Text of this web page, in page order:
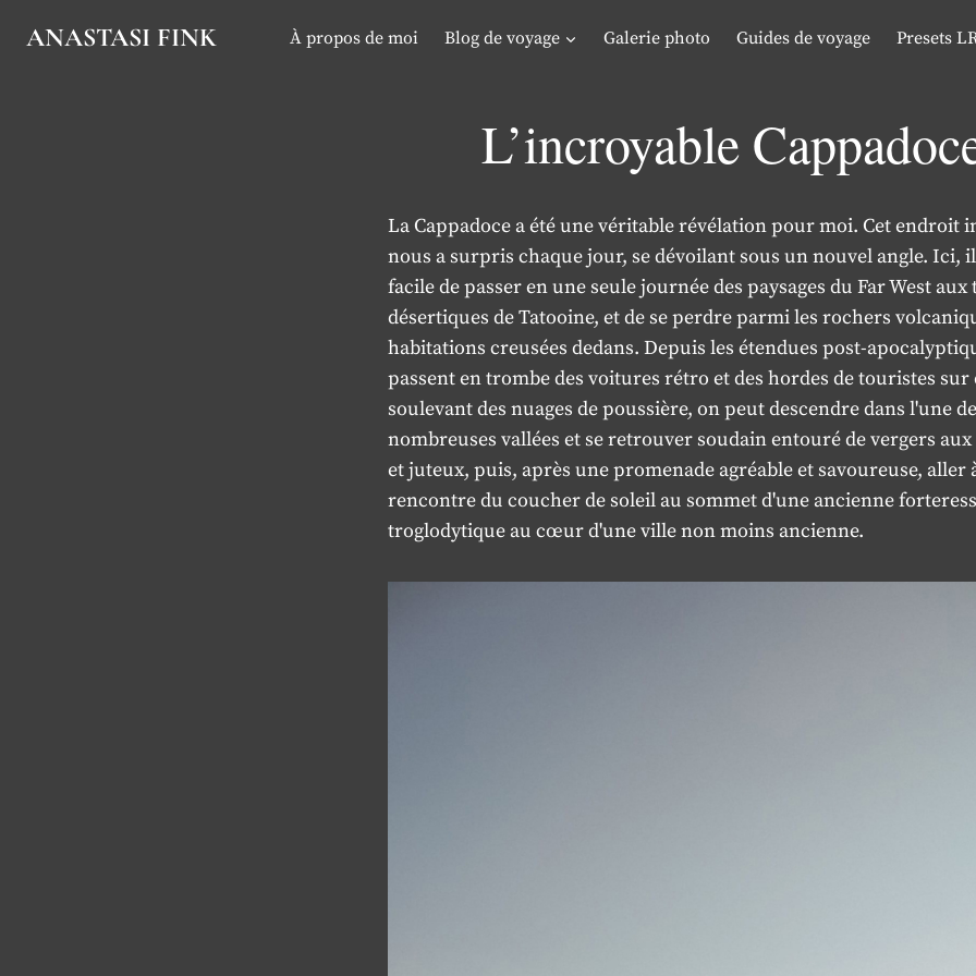
ANASTASI FINK À propos de moi Blog de voyage Galerie photo Guides de voyage Presets
L’incroyable
La Cappadoce a été une véritable révélation pour moi. Cet endroit
nous a surpris chaque jour, se dévoilant sous un nouvel angle. Ici,
facile de passer en une seule journée des paysages du Far West aux
désertiques de Tatooine, et de se perdre parmi les rochers
habitations creusées dedans. Depuis les étendues post-
passent en trombe des voitures rétro et des hordes de touristes sur
soulevant des nuages de poussière, on peut descendre dans l'une
nombreuses vallées et se retrouver soudain entouré de vergers
et juteux, puis, après une promenade agréable et savoureuse, aller
rencontre du coucher de soleil au sommet d'une ancienne
troglodytique au cœur d'une ville non moins ancienne.